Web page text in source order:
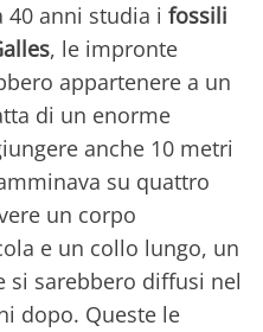
40 anni studia i fossili
, le impronte
appartenere a un
di un enorme
anche 10 metri
su quattro
un corpo
e un collo lungo, un
si sarebbero diffusi nel
dopo. Queste le